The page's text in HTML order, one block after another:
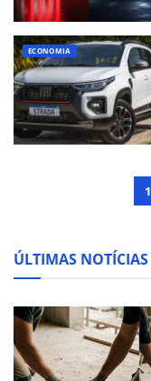
ECONOMIA
1
ÚLTIMAS NOTÍCIAS